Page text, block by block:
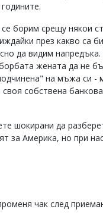
борим срещу някои
през какво са
да видим
жената да не
на мъжа си -
собствена
шокирани да
за Америка, но при
чак след